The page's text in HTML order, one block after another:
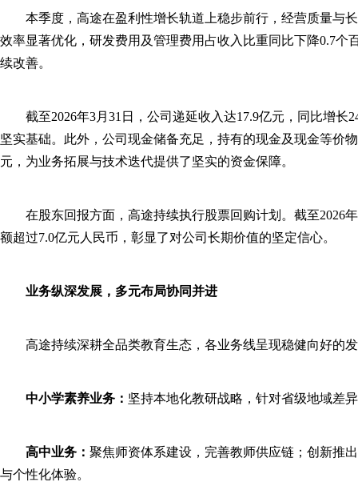
本季度，高途在盈利性增长轨道上稳步前行，经营质量与
效率显著优化，研发费用及管理费用占收入比重同比下降0.7
续改善。
截至2026年3月31日，公司递延收入达17.9亿元，同比增
坚实基础。此外，公司现金储备充足，持有的现金及现金等价
元，为业务拓展与技术迭代提供了坚实的资金保障。
在股东回报方面，高途持续执行股票回购计划。截至2026
额超过7.0亿元人民币，彰显了对公司长期价值的坚定信心。
业务纵深发展，多元布局协同并进
高途持续深耕全品类教育生态，各业务线呈现稳健向好的
中小学素养业务： 坚持本地化教研战略，针对省级地域差
高中业务： 聚焦师资体系建设，完善教师供应链；创新推
与个性化体验。